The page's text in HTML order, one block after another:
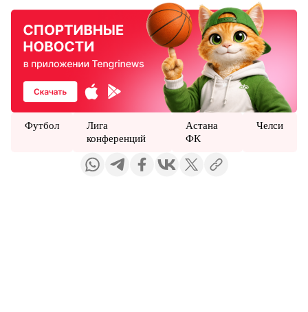
Футбол
Лига
конференций
Астана
ФК
Челси